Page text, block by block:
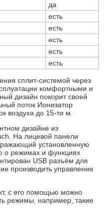
да
есть
есть
есть
есть
есть
сплит-системой через
комфортными и
дизайн покорит своей
поток Ионизатор
воздуха до 15-ти м.
дизайне из
На лицевой панели
установленную
о режимах и функциях
USB разъём для
производить управление
с его помощью можно
режимы, например, такие